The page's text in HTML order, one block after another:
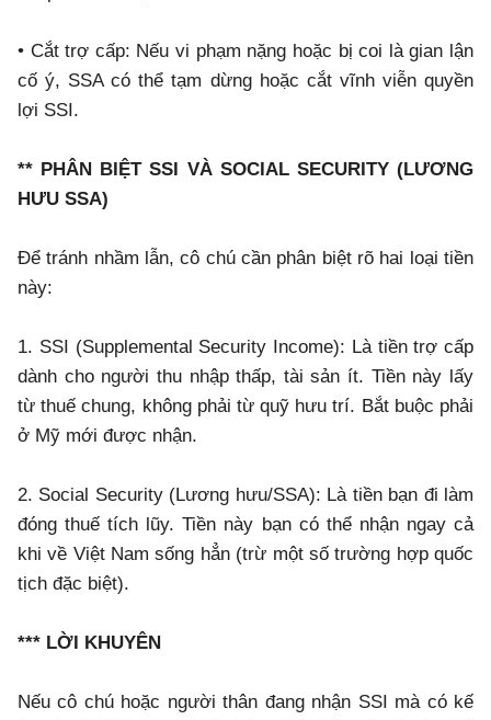
• Cắt trợ cấp: Nếu vi phạm nặng hoặc bị coi là gian lận
cố ý, SSA có thể tạm dừng hoặc cắt vĩnh viễn quyền
lợi SSI.
** PHÂN BIỆT SSI VÀ SOCIAL SECURITY (LƯƠNG
HƯU SSA)
Để tránh nhầm lẫn, cô chú cần phân biệt rõ hai loại tiền
này:
1. SSI (Supplemental Security Income): Là tiền trợ cấp
dành cho người thu nhập thấp, tài sản ít. Tiền này lấy
từ thuế chung, không phải từ quỹ hưu trí. Bắt buộc phải
ở Mỹ mới được nhận.
2. Social Security (Lương hưu/SSA): Là tiền bạn đi làm
đóng thuế tích lũy. Tiền này bạn có thể nhận ngay cả
khi về Việt Nam sống hẳn (trừ một số trường hợp quốc
tịch đặc biệt).
*** LỜI KHUYÊN
Nếu cô chú hoặc người thân đang nhận SSI mà có kế